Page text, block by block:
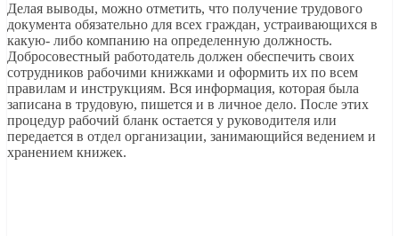
Делая выводы, можно отметить, что получение трудового
документа обязательно для всех граждан, устраивающихся в
какую- либо компанию на определенную должность.
Добросовестный работодатель должен обеспечить своих
сотрудников рабочими книжками и оформить их по всем
правилам и инструкциям. Вся информация, которая была
записана в трудовую, пишется и в личное дело. После этих
процедур рабочий бланк остается у руководителя или
передается в отдел организации, занимающийся ведением и
хранением книжек.